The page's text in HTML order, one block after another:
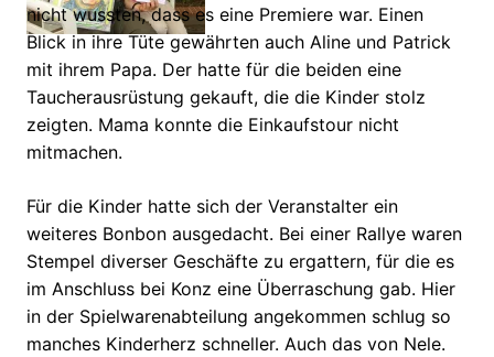
nicht wussten, dass es eine Premiere war. Einen
Blick in ihre Tüte gewährten auch Aline und Patrick
mit ihrem Papa. Der hatte für die beiden eine
Taucherausrüstung gekauft, die die Kinder stolz
zeigten. Mama konnte die Einkaufstour nicht
mitmachen.
Für die Kinder hatte sich der Veranstalter ein
weiteres Bonbon ausgedacht. Bei einer Rallye waren
Stempel diverser Geschäfte zu ergattern, für die es
im Anschluss bei Konz eine Überraschung gab. Hier
in der Spielwarenabteilung angekommen schlug so
manches Kinderherz schneller. Auch das von Nele.